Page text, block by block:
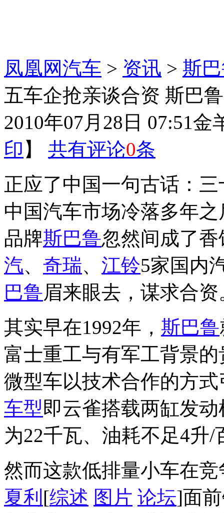
凤凰网汽车 > 资讯 > 斯
五车企抢亲谈合资 斯巴
2010年07月28日 07:51金
印 】 共有评论0条
正应了中国一句古话：
中国汽车市场冷落多年之
品牌斯巴鲁忽然间成了
汽、 奇瑞、 江铃5家国内
巴鲁眉来眼去，谋求合资
其实早在1992年， 斯巴鲁
富士重工与有军工背景
微型车以技术合作的方
车型即云雀搭载两缸发
为22千瓦、油耗不足4升/
然而这款低排量小车在竞
夏利 [综述 图片 论坛]面